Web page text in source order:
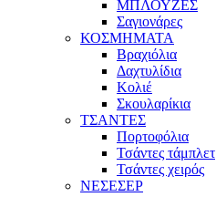
ΜΠΛΟΥΖΕΣ
Σαγιονάρες
ΚΟΣΜΗΜΑΤΑ
Βραχιόλια
Δαχτυλίδια
Κολιέ
Σκουλαρίκια
ΤΣΑΝΤΕΣ
Πορτοφόλια
Τσάντες τάμπλετ
Τσάντες χειρός
ΝΕΣΕΣΕΡ